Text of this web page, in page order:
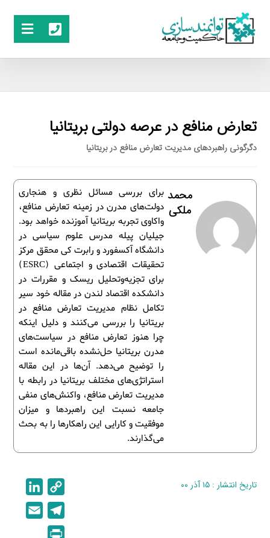
تعارض منافع در عرصه دولتی بریتانیا
دگرگونی راهبردهای مدیریت تعارض منافع در بریتانیا
برای بررسی مسائل نظری و هنجاری
دولت‌های مدرن در زمینه تعارض منافع،
واکاوی تجربه بریتانیا آموزنده خواهد بود.
جیلیان پیله مدرس علوم سیاسی در
دانشگاه آکسفورد و رابرت کی محقق مرکز
تحقیقات اقتصادی و اجتماعی (ESRC)
برای تجزیه‌وتحلیل ریسک و مقررات در
دانشکده اقتصاد لندن در مقاله خود سیر
تکامل نظام مدیریت تعارض منافع در
بریتانیا را بررسی می‌کنند و دلیل اینکه
چرا هنوز تعارض منافع در سیاست‌های
مدرن بریتانیا حل‌نشده باقی‌مانده است
را توضیح می‌دهد. آن‌ها در این مقاله
استراتژی‌های مختلف بریتانیا در رابطه با
مدیریت تعارض منافع، واکنش‌های منفی
جامعه نسبت این راهبردها و میزان
موفقیت و کارایی این راهکارها را به بحث
می‌گذارند.
محمد
ملکی
تاریخ انتشار : ۱۵ آذر ۰۰
o
p
i
n
e